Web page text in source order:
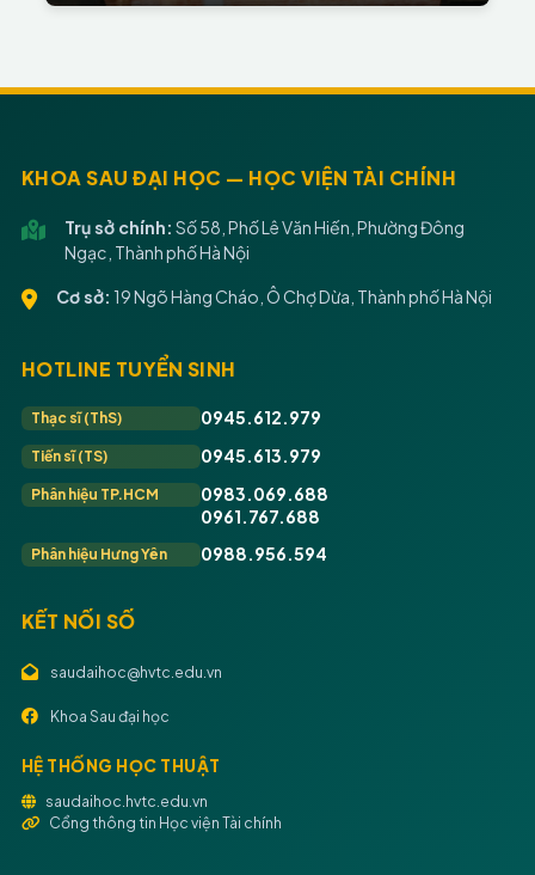
KHOA SAU ĐẠI HỌC — HỌC VIỆN TÀI CHÍNH
Trụ sở chính: Số 58, Phố Lê Văn Hiến, Phường Đông
Ngạc, Thành phố Hà Nội
Cơ sở: 19 Ngõ Hàng Cháo, Ô Chợ Dừa, Thành phố Hà Nội
HOTLINE TUYỂN SINH
Thạc sĩ (ThS) 0945.612.979
Tiến sĩ (TS) 0945.613.979
Phân hiệu TP.HCM
0983.069.688
0961.767.688
Phân hiệu Hưng Yên 0988.956.594
KẾT NỐI SỐ
saudaihoc@hvtc.edu.vn
Khoa Sau đại học
HỆ THỐNG HỌC THUẬT
saudaihoc.hvtc.edu.vn
Cổng thông tin Học viện Tài chính